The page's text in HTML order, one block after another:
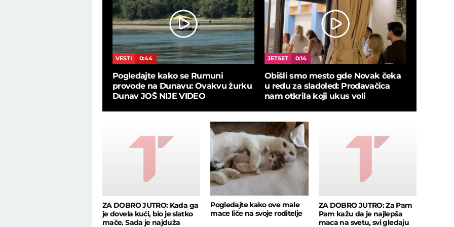
VESTI 0:44
Pogledajte kako se Rumuni
provode na Dunavu: Ovakvu žurku
Dunav JOŠ NIJE VIDEO
JETSET 0:14
Obišli smo mesto gde Novak čeka
u redu za sladoled: Prodavačica
nam otkrila koji ukus voli
ZA DOBRO JUTRO: Kada ga
je dovela kući, bio je slatko
mače. Sada je najduža
Pogledajte kako ove male
mace liče na svoje roditelje
ZA DOBRO JUTRO: Za Pam
Pam kažu da je najlepša
maca na svetu, svi gledaju